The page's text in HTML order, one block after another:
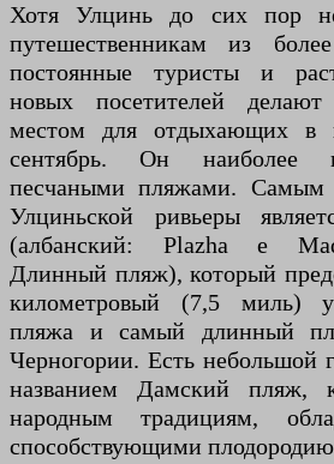
Хотя Улцинь до сих пор
путешественникам из
постоянные туристы и
новых посетителей
местом для отдыхающих в
сентябрь. Он наиболее
песчаными пляжами. Самым
Улциньской ривьеры
(албанский: Plazha e
Длинный пляж), который
километровый (7,5 миль)
пляжа и самый длинный
Черногории. Есть небольшой
названием Дамский пляж,
народным традициям,
способствующими